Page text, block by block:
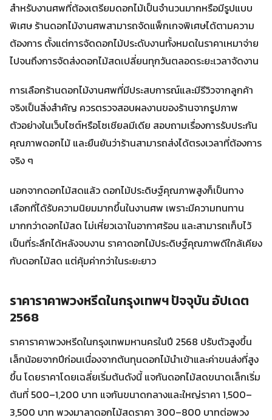
สำหรับงานศพที่ต้องเตรียมดอกไม้เป็นจำนวนมากหรือมีรูปแบบ
พิเศษ ร้านดอกไม้งานศพสามารถจัดแพ็กเกจพิเศษได้ตามความ
ต้องการ ตั้งแต่การจัดดอกไม้ประดับงานทั้งหมดในราคาเหมาจ่าย
ไปจนถึงการจัดส่งดอกไม้สดเปลี่ยนทุกวันตลอดระยะเวลาจัดงาน
การเลือกร้านดอกไม้งานศพที่มีประสบการณ์และมีรีวิวจากลูกค้า
จริงเป็นสิ่งสำคัญ ควรตรวจสอบผลงานของร้านจากรูปภาพ
ตัวอย่างในเว็บไซต์หรือโซเชียลมีเดีย สอบถามเรื่องการรับประกัน
คุณภาพดอกไม้ และยืนยันว่าร้านสามารถส่งได้ตรงเวลาที่ต้องการ
จริง ๆ
นอกจากดอกไม้สดแล้ว ดอกไม้ประดิษฐ์คุณภาพสูงก็เป็นทาง
เลือกที่ได้รับความนิยมมากขึ้นในงานศพ เพราะมีความทนทาน
มากกว่าดอกไม้สด ไม่เหี่ยวเฉาในอากาศร้อน และสามารถเก็บไว้
เป็นที่ระลึกได้หลังจบงาน ราคาดอกไม้ประดิษฐ์คุณภาพดีใกล้เคียง
กับดอกไม้สด แต่คุ้มค่ากว่าในระยะยาว
ราคาราคาพวงหรีดในกรุงเทพฯ ปัจจุบัน อัปเดต
2568
ราคาราคาพวงหรีดในกรุงเทพมหานครในปี 2568 ปรับตัวสูงขึ้น
เล็กน้อยจากปีก่อนเนื่องจากต้นทุนดอกไม้นำเข้าและค่าขนส่งที่สูง
ขึ้น โดยราคาโดยเฉลี่ยเริ่มต้นดังนี้ แจกันดอกไม้สดขนาดเล็กเริ่ม
ต้นที่ 500–1,200 บาท แจกันขนาดกลางและใหญ่ราคา 1,500–
3,500 บาท พวงมาลาดอกไม้สดราคา 300–800 บาทต่อพวง